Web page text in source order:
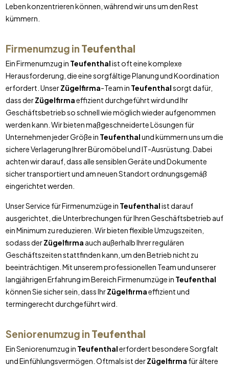
Leben konzentrieren können, während wir uns um den Rest
kümmern.
Firmenumzug in Teufenthal
Ein Firmenumzug in Teufenthalist oft eine komplexe
Herausforderung, die eine sorgfältige Planung und Koordination
erfordert. UnserZügelfirma-Team in Teufenthalsorgt dafür,
dass derZügelfirmaeffizient durchgeführt wird und Ihr
Geschäftsbetrieb so schnell wie möglich wieder aufgenommen
werden kann. Wir bieten maßgeschneiderte Lösungen für
Unternehmen jeder Größe in Teufenthalund kümmern uns um die
sichere Verlagerung Ihrer Büromöbel und IT-Ausrüstung. Dabei
achten wir darauf, dass alle sensiblen Geräte und Dokumente
sicher transportiert und am neuen Standort ordnungsgemäß
eingerichtet werden.
Unser Service für Firmenumzüge in Teufenthalist darauf
ausgerichtet, die Unterbrechungen für Ihren Geschäftsbetrieb auf
ein Minimum zu reduzieren. Wir bieten flexible Umzugszeiten,
sodass derZügelfirma auch außerhalb Ihrer regulären
Geschäftszeiten stattfinden kann, um den Betrieb nicht zu
beeinträchtigen. Mit unserem professionellen Team und unserer
langjährigen Erfahrung im Bereich Firmenumzüge in Teufenthal
können Sie sicher sein, dass IhrZügelfirmaeffizient und
termingerecht durchgeführt wird.
Seniorenumzug in Teufenthal
Ein Seniorenumzug in Teufenthalerfordert besondere Sorgfalt
und Einfühlungsvermögen. Oftmals ist derZügelfirma für ältere